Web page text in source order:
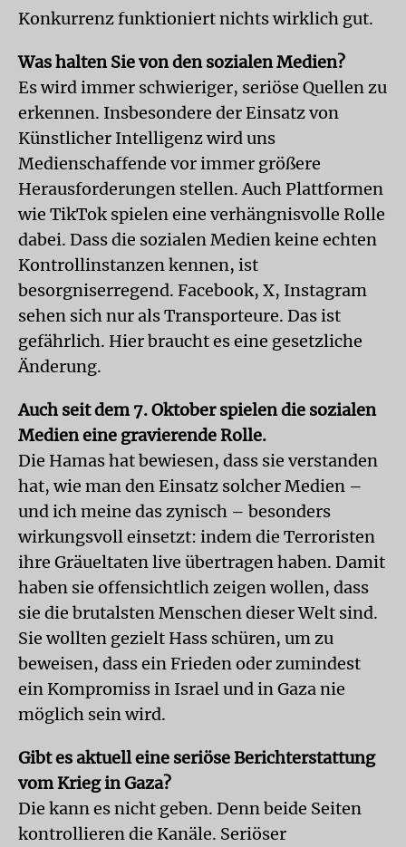
Konkurrenz funktioniert nichts wirklich gut.
Was halten Sie von den sozialen Medien?
Es wird immer schwieriger, seriöse Quellen zu
erkennen. Insbesondere der Einsatz von
Künstlicher Intelligenz wird uns
Medienschaffende vor immer größere
Herausforderungen stellen. Auch Plattformen
wie TikTok spielen eine verhängnisvolle Rolle
dabei. Dass die sozialen Medien keine echten
Kontrollinstanzen kennen, ist
besorgniserregend. Facebook, X, Instagram
sehen sich nur als Transporteure. Das ist
gefährlich. Hier braucht es eine gesetzliche
Änderung.
Auch seit dem 7. Oktober spielen die sozialen
Medien eine gravierende Rolle.
Die Hamas hat bewiesen, dass sie verstanden
hat, wie man den Einsatz solcher Medien –
und ich meine das zynisch – besonders
wirkungsvoll einsetzt: indem die Terroristen
ihre Gräueltaten live übertragen haben. Damit
haben sie offensichtlich zeigen wollen, dass
sie die brutalsten Menschen dieser Welt sind.
Sie wollten gezielt Hass schüren, um zu
beweisen, dass ein Frieden oder zumindest
ein Kompromiss in Israel und in Gaza nie
möglich sein wird.
Gibt es aktuell eine seriöse Berichterstattung
vom Krieg in Gaza?
Die kann es nicht geben. Denn beide Seiten
kontrollieren die Kanäle. Seriöser